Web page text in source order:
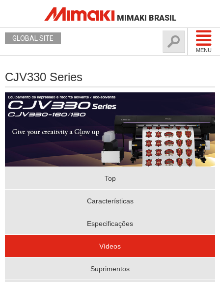
MIMAKI BRASIL
MENU
GLOBAL SITE
CJV330 Series
Top
Características
Especificações
Vídeos
Suprimentos